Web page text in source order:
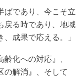
ばであり、今こそ立
戻る時であり、地域
成果で応える。」
齢化への対応』、
の解消』、そして